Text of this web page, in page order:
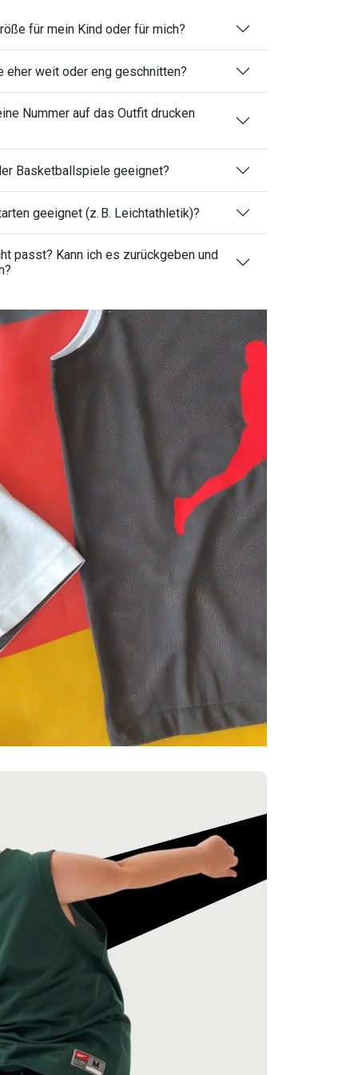
für mein Kind oder für mich?
eher weit oder eng geschnitten?
Nummer auf das Outfit drucken
Basketballspiele geeignet?
geeignet (z. B. Leichtathletik)?
passt? Kann ich es zurückgeben und